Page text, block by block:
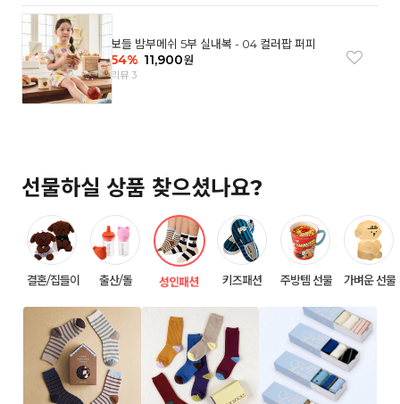
보들 밤부메쉬 5부 실내복 - 04 컬러팝 퍼피
54% 11,900원
리뷰 3
선물하실 상품 찾으셨나요?
결혼/집들이 출산/돌 성인패션 키즈패션 주방템 선물 가벼운 선물